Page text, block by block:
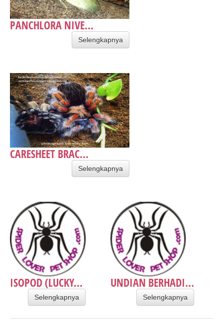
PANCHLORA NIVE...
Selengkapnya
CARESHEET BRAC...
Selengkapnya
ISOPOD (LUCKY...
Selengkapnya
UNDIAN BERHADI...
Selengkapnya